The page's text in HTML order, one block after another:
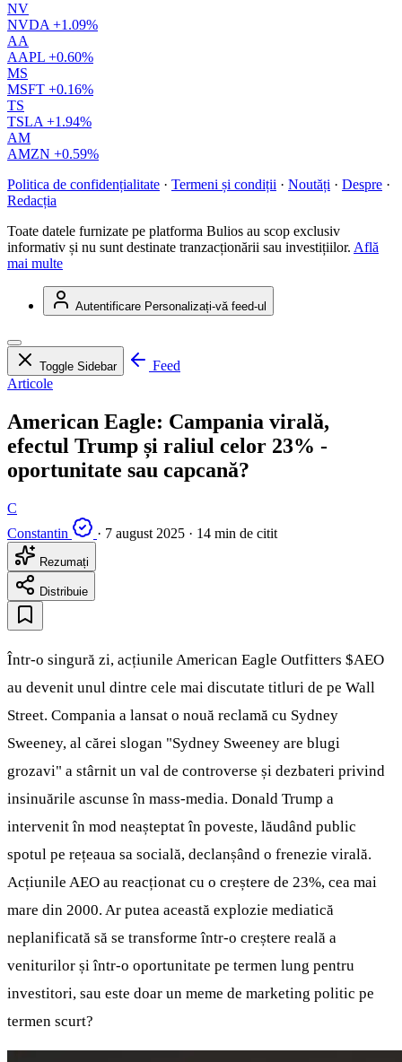
NV
NVDA +1.09%
AA
AAPL +0.60%
MS
MSFT +0.16%
TS
TSLA +1.94%
AM
AMZN +0.59%
Politica de confidențialitate · Termeni și condiții · Noutăți · Despre ·
Redacția
Toate datele furnizate pe platforma Bulios au scop exclusiv
informativ și nu sunt destinate tranzacționării sau investițiilor. Află
mai multe
Autentificare Personalizați-vă feed-ul
Toggle Sidebar
Feed
Articole
American Eagle: Campania virală,
efectul Trump și raliul celor 23% -
oportunitate sau capcană?
C
Constantin
· 7 august 2025 · 14 min de citit
Rezumați
Distribuie
Într-o singură zi, acțiunile American Eagle Outfitters $AEO
au devenit unul dintre cele mai discutate titluri de pe Wall
Street. Compania a lansat o nouă reclamă cu Sydney
Sweeney, al cărei slogan "Sydney Sweeney are blugi
grozavi" a stârnit un val de controverse și dezbateri privind
insinuările ascunse în mass-media. Donald Trump a
intervenit în mod neașteptat în poveste, lăudând public
spotul pe rețeaua sa socială, declanșând o frenezie virală.
Acțiunile AEO au reacționat cu o creștere de 23%, cea mai
mare din 2000. Ar putea această explozie mediatică
neplanificată să se transforme într-o creștere reală a
veniturilor și într-o oportunitate pe termen lung pentru
investitori, sau este doar un meme de marketing politic pe
termen scurt?